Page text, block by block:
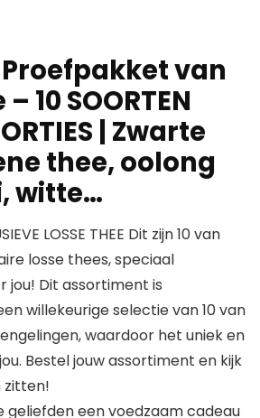
Proefpakket van
10 SOORTEN
| Zwarte
thee, oolong
witte…
LOSSE THEE Dit zijn 10 van
losse thees, speciaal
jou! Dit assortiment is
willekeurige selectie van 10 van
waardoor het uniek en
Bestel jouw assortiment en kijk
zitten!
geliefden een voedzaam cadeau